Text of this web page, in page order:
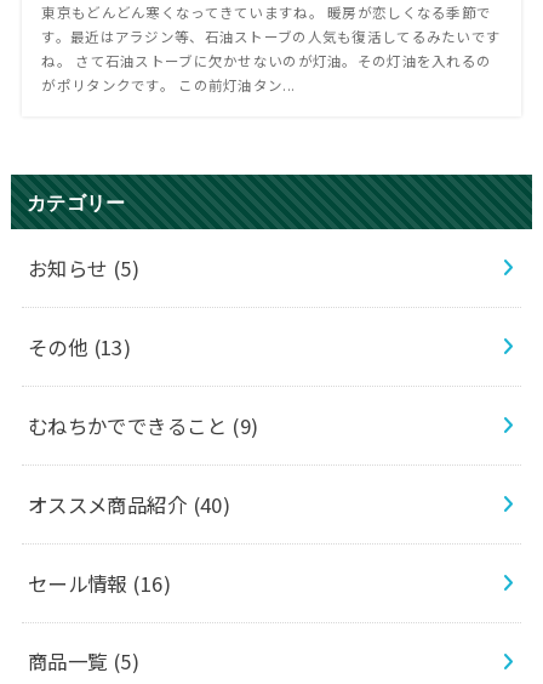
東京もどんどん寒くなってきていますね。 暖房が恋しくなる季節で
す。最近はアラジン等、石油ストーブの人気も復活してるみたいです
ね。 さて石油ストーブに欠かせないのが灯油。その灯油を入れるの
がポリタンクです。 この前灯油タン...
カテゴリー
お知らせ (5)
その他 (13)
むねちかでできること (9)
オススメ商品紹介 (40)
セール情報 (16)
商品一覧 (5)